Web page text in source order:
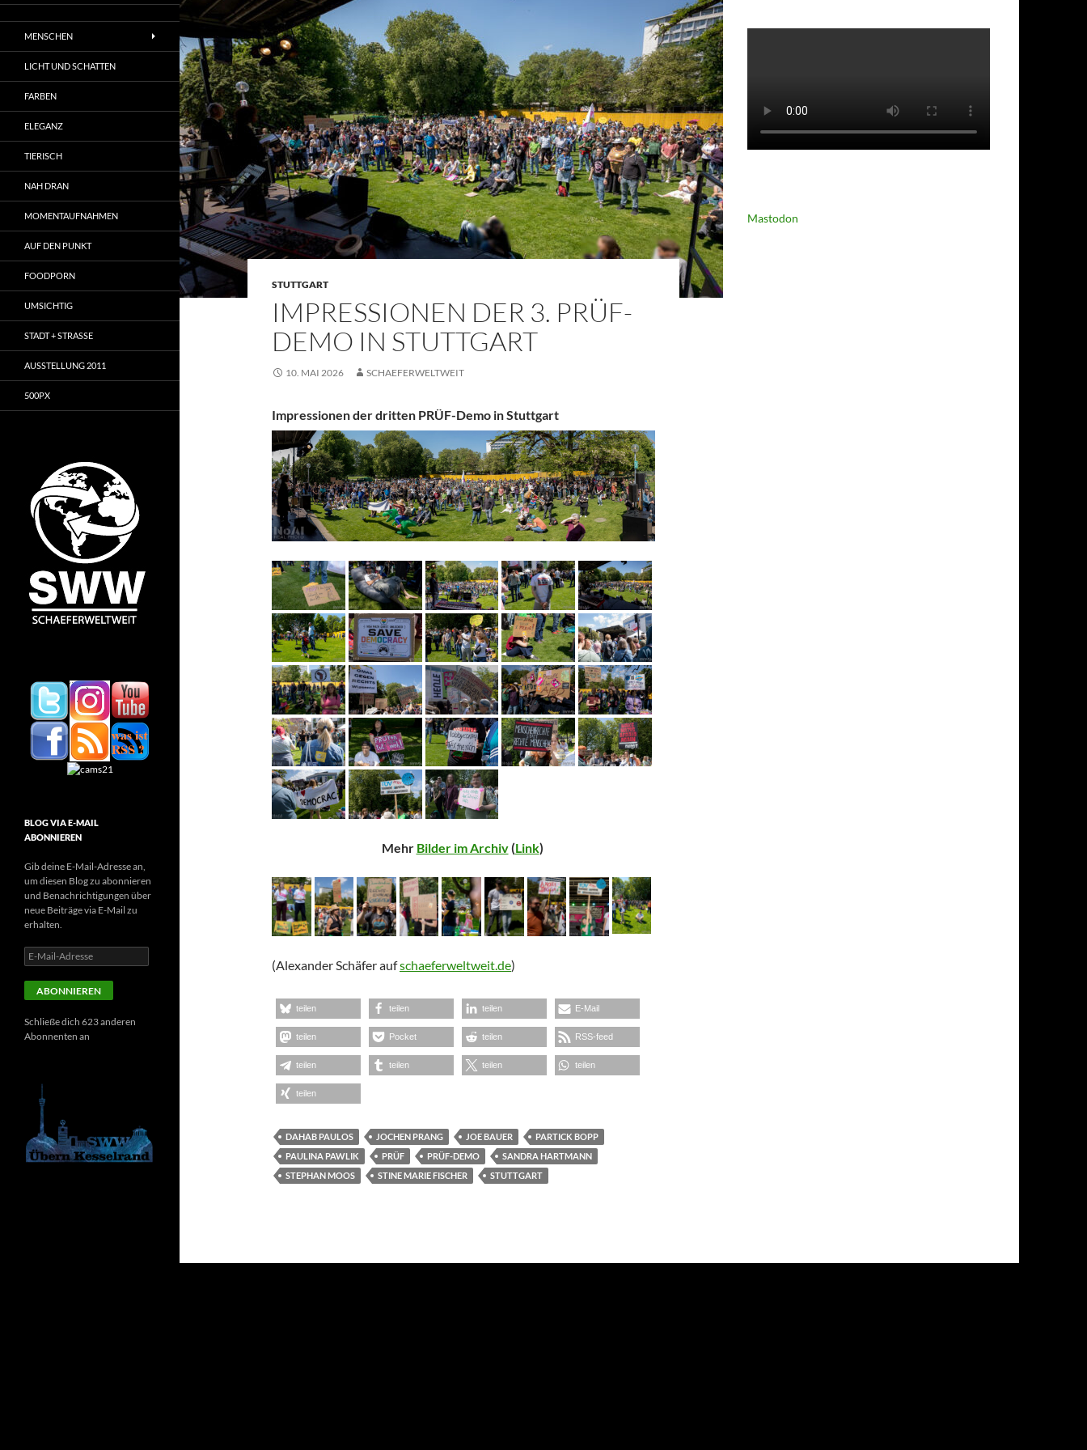
STUTTGART
IMPRESSIONEN DER 3. PRÜF-
DEMO IN STUTTGART
10. MAI 2026 SCHAEFERWELTWEIT
Impressionen der dritten PRÜF-Demo in Stuttgart
Mehr Bilder im Archiv(Link)
(Alexander Schäfer aufschaeferweltweit.de)
teilen teilen teilen E-Mail
teilen Pocket teilen RSS-feed
teilen teilen teilen teilen
teilen
DAHAB PAULOS JOCHEN PRANG JOE BAUER
PARTICK BOPP
PAULINA PAWLIK
PRÜF PRÜF-DEMO
SANDRA HARTMANN
STEPHAN MOOS
STINE MARIE FISCHER STUTTGART
Mastodon
MENSCHEN
LICHT UND SCHATTEN
FARBEN
ELEGANZ
TIERISCH
NAH DRAN
MOMENTAUFNAHMEN
AUF DEN PUNKT
FOODPORN
UMSICHTIG
STADT + STRASSE
AUSSTELLUNG 2011
500PX
BLOG VIA E-MAIL
ABONNIEREN
Gib deine E-Mail-Adresse an,
um diesen Blog zu abonnieren
und Benachrichtigungen über
neue Beiträge via E-Mail zu
erhalten.
E-
Mail-
Adresse
ABONNIEREN
Schließe dich 623 anderen
Abonnenten an